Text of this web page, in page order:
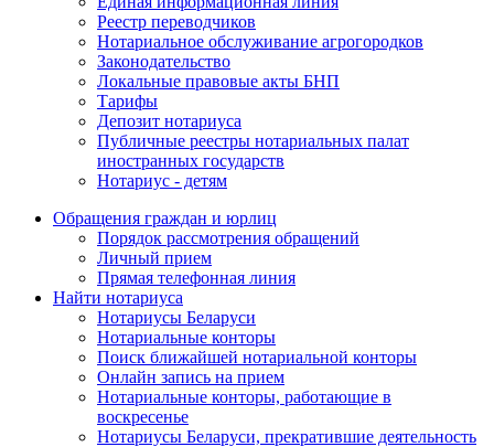
Реестр переводчиков
Нотариальное обслуживание агрогородков
Законодательство
Локальные правовые акты БНП
Тарифы
Депозит нотариуса
Публичные реестры нотариальных палат
иностранных государств
Нотариус - детям
Обращения граждан и юрлиц
Порядок рассмотрения обращений
Личный прием
Прямая телефонная линия
Найти нотариуса
Нотариусы Беларуси
Нотариальные конторы
Поиск ближайшей нотариальной конторы
Онлайн запись на прием
Нотариальные конторы, работающие в
воскресенье
Нотариусы Беларуси, прекратившие деятельность